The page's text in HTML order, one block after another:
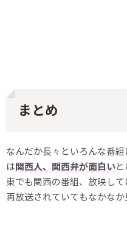
まとめ
なんだか長々といろんな番
は関西人、関西弁が面白い
東でも関西の番組、放映し
再放送されていてもなかなか